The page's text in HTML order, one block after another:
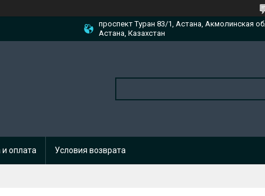
проспект Туран 83/1, Астана, Акмолинская
Астана, Казахстан
оплата Условия возврата